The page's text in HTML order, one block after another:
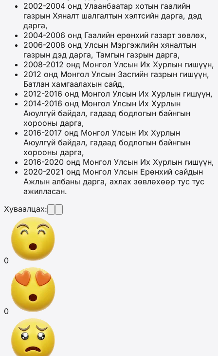
2002-2004 онд Улаанбаатар хотын гаалийн
газрын Хяналт шалгалтын хэлтсийн дарга, дэд
дарга,
2004-2006 онд Гаалийн ерөнхий газарт зөвлөх,
2006-2008 онд Улсын Мэргэжлийн хяналтын
газрын дэд дарга, Тамгын газрын дарга,
2008-2012 онд Монгол Улсын Их Хурлын гишүүн,
2012 онд Монгол Улсын Засгийн газрын гишүүн,
Батлан хамгаалахын сайд,
2012-2016 онд Монгол Улсын Их Хурлын гишүүн,
2014-2016 онд Монгол Улсын Их Хурлын
Аюулгүй байдал, гадаад бодлогын байнгын
хорооны дарга,
2016-2017 онд Монгол Улсын Их Хурлын
Аюулгүй байдал, гадаад бодлогын байнгын
хорооны дарга,
2016-2020 онд Монгол Улсын Их Хурлын гишүүн,
2020-2021 онд Монгол Улсын Ерөнхий сайдын
Ажлын албаны дарга, ахлах зөвлөхөөр тус тус
ажилласан.
Хуваалцах:
0
0